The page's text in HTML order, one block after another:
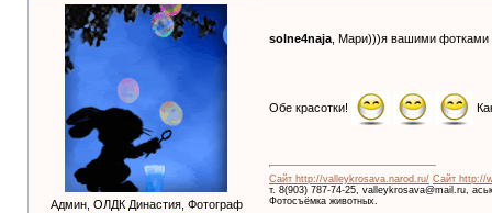
Админ, ОЛДК Династия, Фотограф
solne4naja , Мари)))я вашими
Обе красотки!
Сайт http://valleykrosava.narod.ru/ Сайт http://
т. 8(903) 787-74-25, valleykrosava@mail.ru,
Фотосъёмка животных.